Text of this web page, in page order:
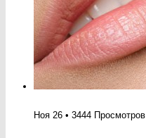
Ноя 26 • 3444 Просмотров